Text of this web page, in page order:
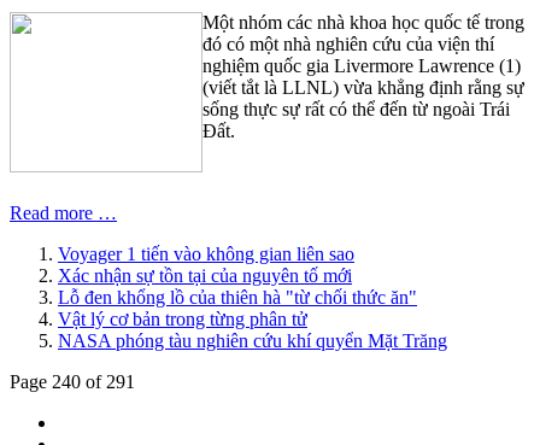
Một nhóm các nhà khoa học quốc tế trong
đó có một nhà nghiên cứu của viện thí
nghiệm quốc gia Livermore Lawrence (1)
(viết tắt là LLNL) vừa khẳng định rằng sự
sống thực sự rất có thể đến từ ngoài Trái
Đất.
Read more …
Voyager 1 tiến vào không gian liên sao
Xác nhận sự tồn tại của nguyên tố mới
Lỗ đen khổng lồ của thiên hà "từ chối thức ăn"
Vật lý cơ bản trong từng phân tử
NASA phóng tàu nghiên cứu khí quyển Mặt Trăng
Page 240 of 291